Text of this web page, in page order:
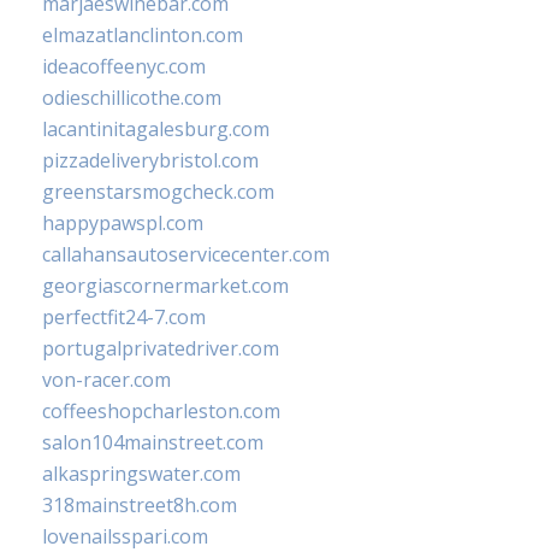
elmazatlanclinton.com
ideacoffeenyc.com
odieschillicothe.com
lacantinitagalesburg.com
pizzadeliverybristol.com
greenstarsmogcheck.com
happypawspl.com
callahansautoservicecenter.com
georgiascornermarket.com
perfectfit24-7.com
portugalprivatedriver.com
von-racer.com
coffeeshopcharleston.com
salon104mainstreet.com
alkaspringswater.com
318mainstreet8h.com
lovenailsspari.com